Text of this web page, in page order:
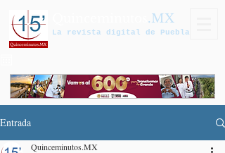
.MX
La revista digital de Puebla
Entrada
Quinceminutos.MX